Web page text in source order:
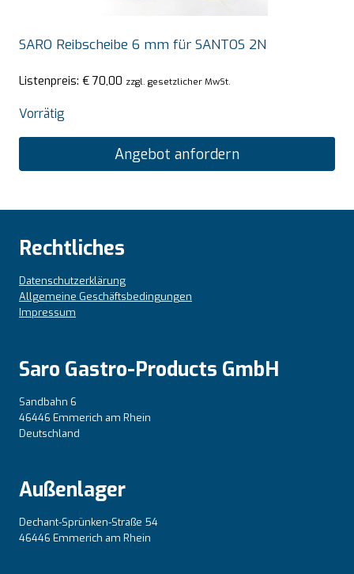
SARO Reibscheibe 6 mm für SANTOS 2N
Listenpreis: € 70,00 zzgl. gesetzlicher MwSt.
Vorrätig
Angebot anfordern
Rechtliches
Datenschutzerklärung
Allgemeine Geschäftsbedingungen
Impressum
Saro Gastro-Products GmbH
Sandbahn 6
46446 Emmerich am Rhein
Deutschland
Außenlager
Dechant-Sprünken-Straße 54
46446 Emmerich am Rhein